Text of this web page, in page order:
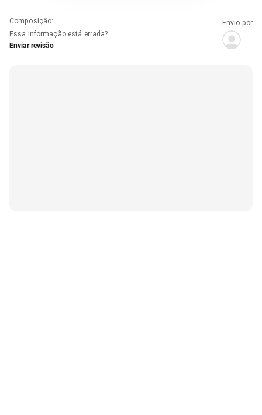
Composição:
Essa informação está errada?
Enviar revisão
Envio por